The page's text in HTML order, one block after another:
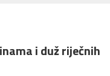
i duž riječnih